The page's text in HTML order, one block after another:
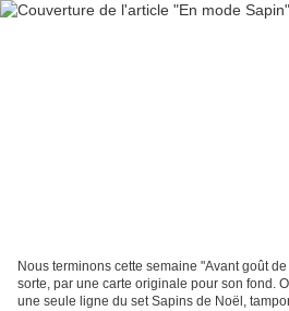
Nous terminons cette semaine "Avant goût
sorte, par une carte originale pour son fond.
une seule ligne du set Sapins de Noël,